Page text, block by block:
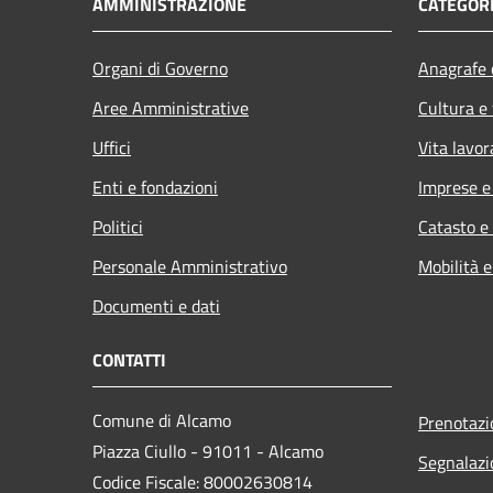
Organi di Governo
Aree Amministrative
Uffici
Enti e fondazioni
Politici
Personale Amministrativo
Documenti e dati
Cultura
Vita
Imprese
Catasto
Mobilità
CONTATTI
Comune di Alcamo
Piazza Ciullo - 91011 - Alcamo
Codice Fiscale: 80002630814